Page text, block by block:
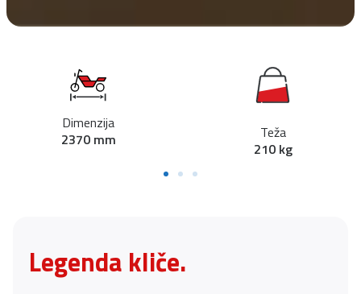
Dimenzija
2370 mm
Teža
210 kg
Legenda kliče.